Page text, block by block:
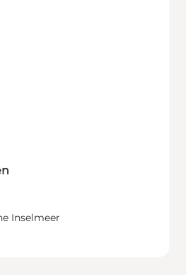
Inselmeer